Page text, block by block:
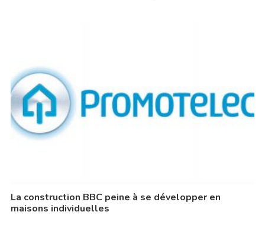
La construction BBC peine à se développer en
maisons individuelles